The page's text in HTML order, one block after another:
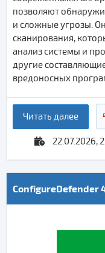
позволяют
и сложные угрозы.
сканирования,
анализ системы и
другие
вредоносных
Читать далее
22.07.2026,
ConfigureDefender